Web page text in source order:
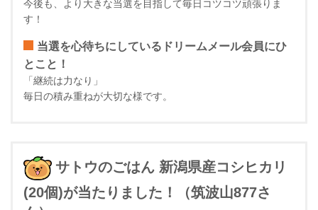
今後も、より大きな当選を目指して毎日コツコツ頑張りま
す！
当選を心待ちにしているドリームメール会員にひ
とこと！
「継続は力なり」
毎日の積み重ねが大切な様です。
サトウのごはん 新潟県産コシヒカリ
(20個)が当たりました！（筑波山877さ